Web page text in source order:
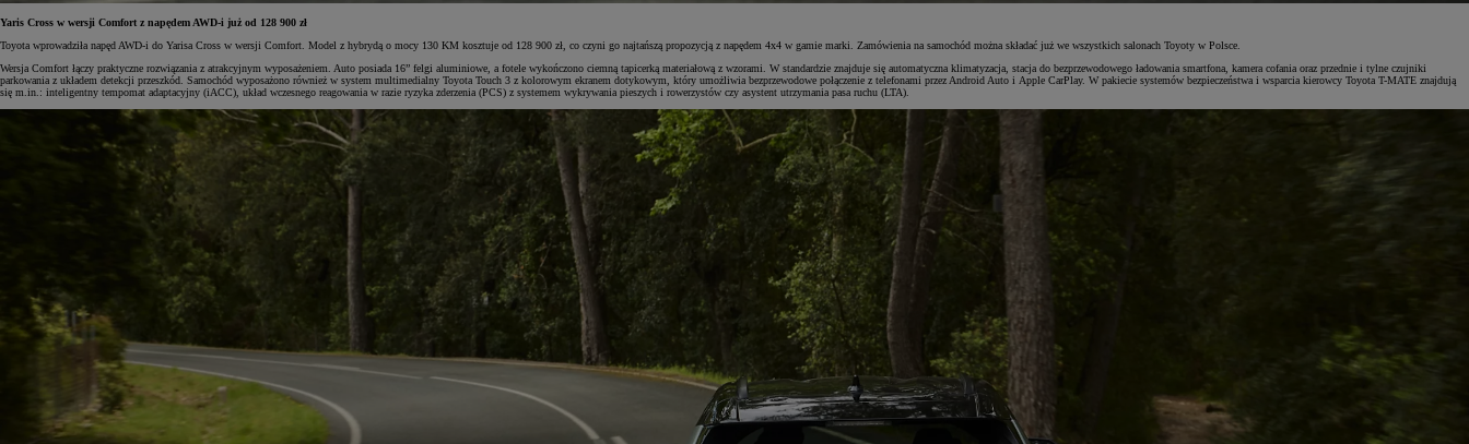
Yaris Cross w wersji Comfort z napędem AWD-i już od 128 900 zł
Toyota wprowadziła napęd AWD-i do Yarisa Cross w wersji Comfort. Model z hybrydą o mocy 130 KM kosztuje od 128 900 zł, co czyni go najtańszą propozycją z napędem 4x4 w gamie marki. Zamówienia na samochód można składać już we wszystkich salonach Toyoty w Polsce.
Wersja Comfort łączy praktyczne rozwiązania z atrakcyjnym wyposażeniem. Auto posiada 16” felgi aluminiowe, a fotele wykończono ciemną tapicerką materiałową z wzorami. W standardzie znajduje się automatyczna klimatyzacja, stacja do bezprzewodowego ładowania smartfona, kamera cofania oraz przednie i tylne czujniki
parkowania z układem detekcji przeszkód. Samochód wyposażono również w system multimedialny Toyota Touch 3 z kolorowym ekranem dotykowym, który umożliwia bezprzewodowe połączenie z telefonami przez Android Auto i Apple CarPlay. W pakiecie systemów bezpieczeństwa i wsparcia kierowcy Toyota T-MATE znajdują
się m.in.: inteligentny tempomat adaptacyjny (iACC), układ wczesnego reagowania w razie ryzyka zderzenia (PCS) z systemem wykrywania pieszych i rowerzystów czy asystent utrzymania pasa ruchu (LTA).